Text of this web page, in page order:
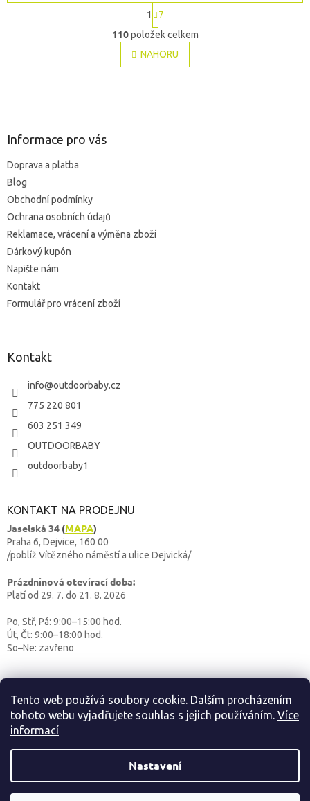
Tento web používá soubory cookie. Dalším procházením
tohoto webu vyjadřujete souhlas s jejich používáním. Více
informací
Nastavení
O
v
l
á
i
S
t
r
á
n
k
1 7
110položek celkem
NAHORU
Informace pro vás
Doprava a platba
Blog
Obchodní podmínky
Ochrana osobních údajů
Reklamace, vrácení a výměna zboží
Dárkový kupón
Napište nám
Kontakt
Formulář pro vrácení zboží
Kontakt
info@outdoorbaby.cz
775 220 801
603 251 349
OUTDOORBABY
outdoorbaby1
KONTAKT NA PRODEJNU
Jaselská 34 (MAPA)
Praha 6, Dejvice, 160 00
/poblíž Vítězného náměstí a ulice Dejvická/
Prázdninová otevírací doba:
Platí od 29. 7. do 21. 8. 2026
Po, Stř, Pá: 9:00–15:00 hod.
Út, Čt: 9:00–18:00 hod.
So–Ne: zavřeno
Copyright 2026OUTDOORBABY. Všechna práva vyhrazena.